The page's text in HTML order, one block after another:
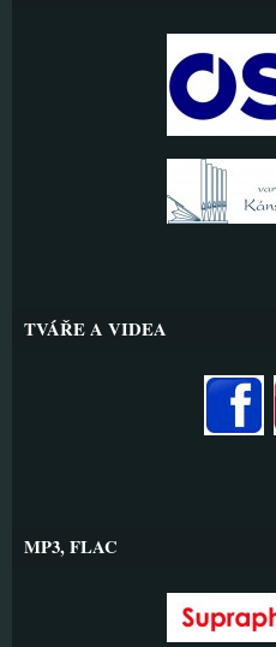
TVÁŘE A VIDEA
MP3, FLAC